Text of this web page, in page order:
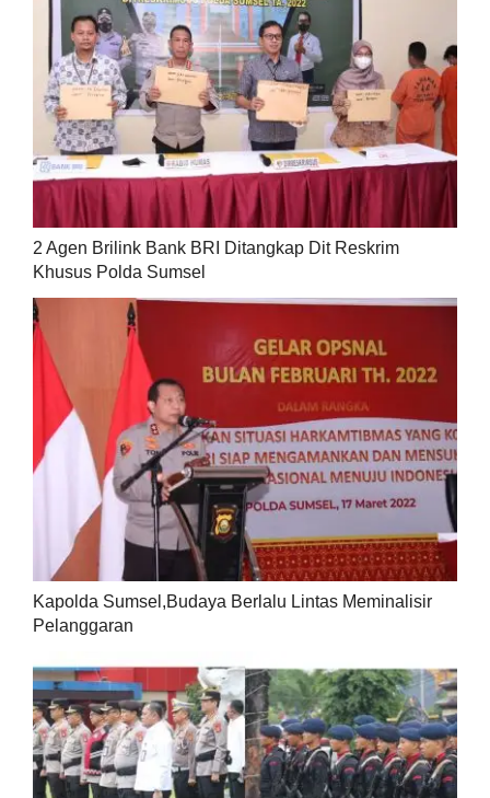
2 Agen Brilink Bank BRI Ditangkap Dit Reskrim
Khusus Polda Sumsel
Kapolda Sumsel,Budaya Berlalu Lintas Meminalisir
Pelanggaran